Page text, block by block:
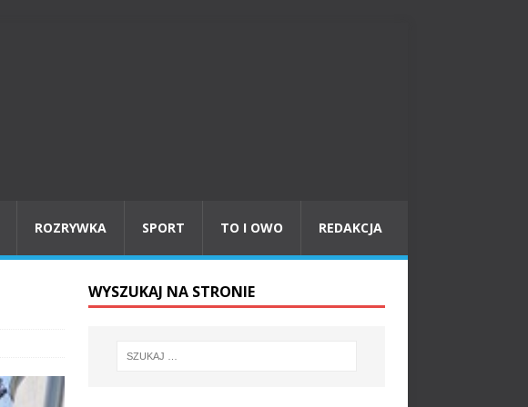
ROZRYWKA SPORT TO I OWO REDAKCJA
WYSZUKAJ NA STRONIE